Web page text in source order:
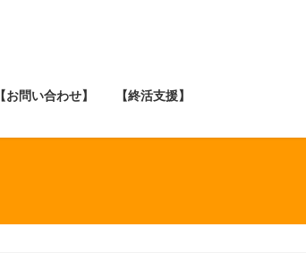
【お問い合わせ】 【終活支援】